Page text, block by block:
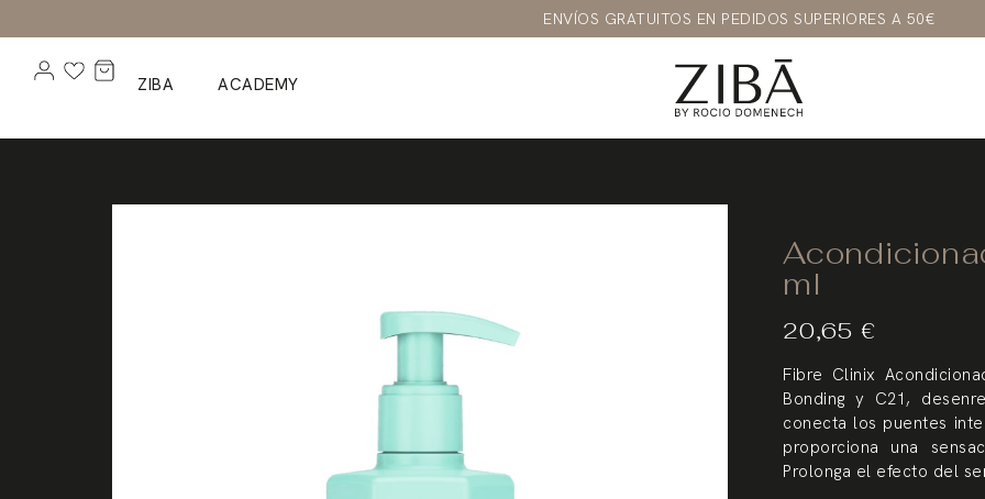
ENVÍOS GRATUITOS EN PEDIDOS SUPERIORES A 50€
ZIBA ACADEMY
ml
20,65 €
Fibre Clinix
Bonding y C21,
conecta los puentes
proporciona una
Prolonga el efecto del